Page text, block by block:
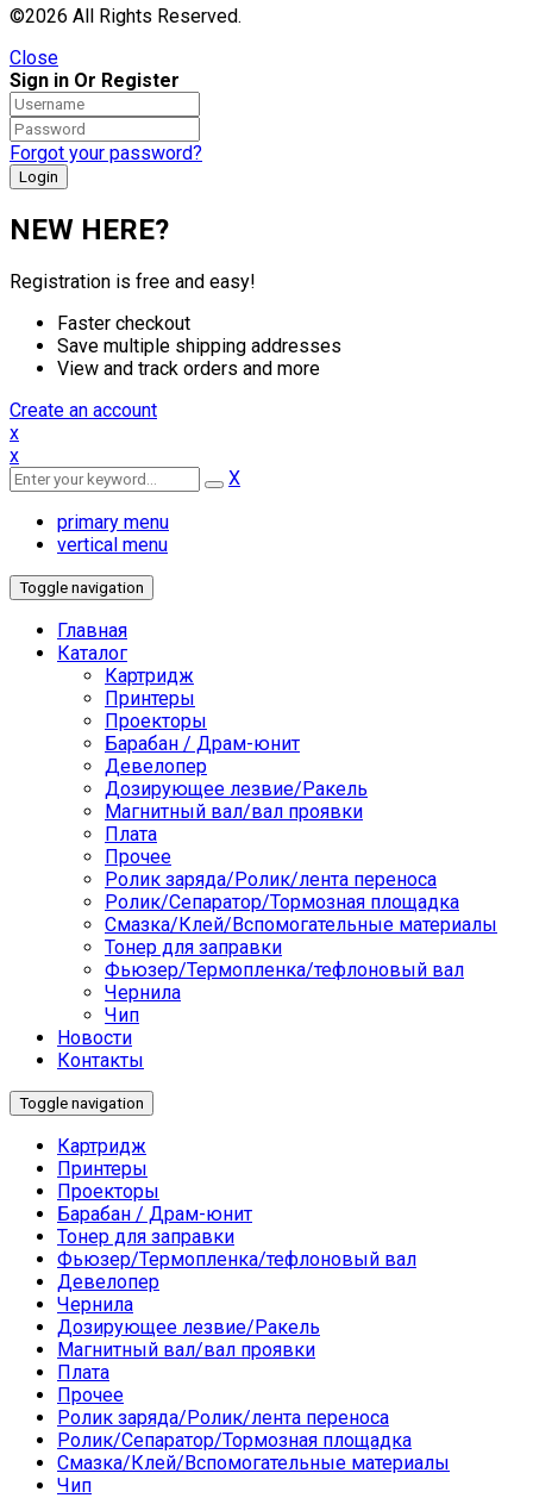
©2026 All Rights Reserved.
Close
Sign in Or Register
Forgot your password?
NEW HERE?
Registration is free and easy!
Faster checkout
Save multiple shipping addresses
View and track orders and more
Create an account
x
x
X
primary menu
vertical menu
Toggle navigation
Главная
Каталог
Картридж
Принтеры
Проекторы
Барабан / Драм-юнит
Девелопер
Дозирующее лезвие/Ракель
Магнитный вал/вал проявки
Плата
Прочее
Ролик заряда/Ролик/лента переноса
Ролик/Сепаратор/Тормозная площадка
Смазка/Клей/Вспомогательные материалы
Тонер для заправки
Фьюзер/Термопленка/тефлоновый вал
Чернила
Чип
Новости
Контакты
Toggle navigation
Картридж
Принтеры
Проекторы
Барабан / Драм-юнит
Тонер для заправки
Фьюзер/Термопленка/тефлоновый вал
Девелопер
Чернила
Дозирующее лезвие/Ракель
Магнитный вал/вал проявки
Плата
Прочее
Ролик заряда/Ролик/лента переноса
Ролик/Сепаратор/Тормозная площадка
Смазка/Клей/Вспомогательные материалы
Чип